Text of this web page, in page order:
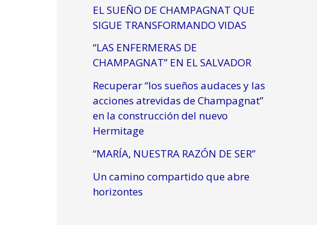
EL SUEÑO DE CHAMPAGNAT QUE
SIGUE TRANSFORMANDO VIDAS
“LAS ENFERMERAS DE
CHAMPAGNAT” EN EL SALVADOR
Recuperar “los sueños audaces y las
acciones atrevidas de Champagnat”
en la construcción del nuevo
Hermitage
“MARÍA, NUESTRA RAZÓN DE SER”
Un camino compartido que abre
horizontes